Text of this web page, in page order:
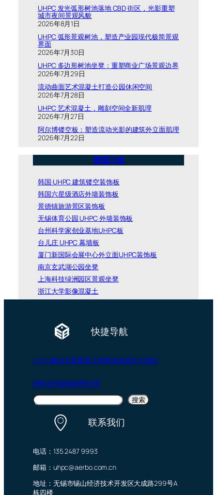
UHPC 发光弧形树池落地 CBD 街区，光影重塑
城市夜间景观风貌
2026年8月1日
UHPC 弧形景观树池，塑造产业园现代极简景观
界面
2026年7月30日
UHPC 多边形树池坐凳：重塑商业广场景观边界
2026年7月29日
流动曲面艺术混凝土打造公园休闲空间
2026年7月28日
UHPC 艺术混凝土，雕刻空间全新肌理
2026年7月27日
阿尔博镂空板：塑造流动光影的建筑外立面肌理
2026年7月22日
景观工程
韩国·UHPC 建筑镂空装饰板
韩国六星级酒店外墙装饰板
景德镇旅游景区装饰板
无锡体育公园 UHPC 外墙装饰板
台州科学家创业基地UHPC板
台儿庄 UHPC 幕墙板
厦门新国际会展中心外立面UHPC装饰板
南京玄武湖公园坐凳
上海科技绿洲园区景观坐凳
浙江大学影像混凝土
快捷导航
UHPC解决方案景观工程树池坐凳关于我们
材料百科建装材料问答
搜
索
搜索
联系我们
电话：135 2487 9993
邮箱：uhpc@aerbo.com.cn
地址：无锡市锡山经济技术开发区大成路299号A
栋四楼